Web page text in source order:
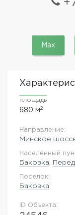
Max
площадь
680 м2
Направление:
Минское
Населённый
Баковка
Посёлок:
Баковка
ID Объекта: